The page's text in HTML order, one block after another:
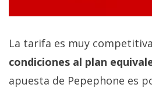
La tarifa es muy
condiciones al plan
apuesta de Pepephone es